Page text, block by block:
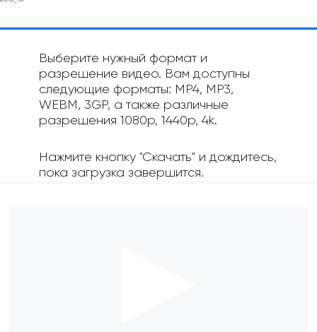
Выберите нужный формат и
разрешение видео. Вам доступны
следующие форматы: MP4, MP3,
WEBM, 3GP, а также различные
разрешения 1080p, 1440p, 4k.
Нажмите кнопку "Скачать" и дождитесь,
пока загрузка завершится.